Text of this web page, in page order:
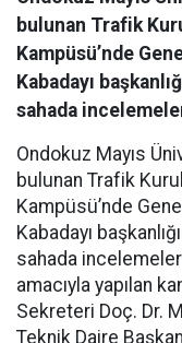
bulunan Trafik
Kampüsü’nde
Kabadayı
sahada
Ondokuz Mayıs
bulunan Trafik
Kampüsü’nde
Kabadayı
sahada
amacıyla yapılan
Sekreteri Doç. Dr.
Teknik Daire